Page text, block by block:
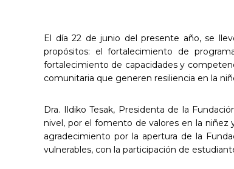
El día 22 de junio del presente año, se
propósitos: el fortalecimiento de
fortalecimiento de capacidades y
comunitaria que generen resiliencia en la
Dra. Ildiko Tesak, Presidenta de la
nivel, por el fomento de valores en la niñez
agradecimiento por la apertura de la
vulnerables, con la participación de